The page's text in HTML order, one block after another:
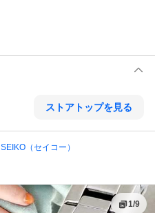
ストアトップを見る
SEIKO（セイコー）
1/9